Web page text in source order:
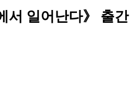
서 일어난다》 출간